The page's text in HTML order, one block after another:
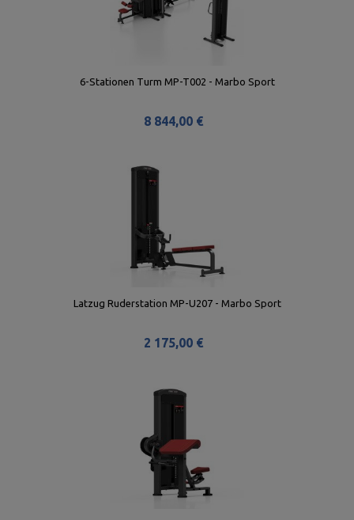
6-Stationen Turm MP-T002 - Marbo Sport
8 844,00 €
Latzug Ruderstation MP-U207 - Marbo Sport
2 175,00 €